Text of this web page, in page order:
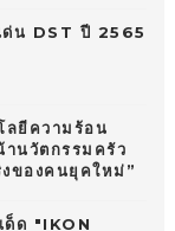
ด่น DST ปี 2565
ลยีความร้อน
านวัตกรรมครัว
ของคนยุคใหม่”
ด "IKON